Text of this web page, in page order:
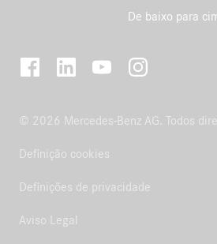
De baixo para
© 2026 Mercedes-Benz AG. Todos
Definição cookies
Definições de privacidade
Aviso Legal